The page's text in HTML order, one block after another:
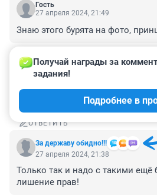
Гость
27 апреля 2024, 21:49
Знаю этого бурята на фото,
Гость
Мы буряты такие
ОТВЕТИТЬ
За державу обидно!!!
Получай награды за
задания!
Подробнее в
27 апреля 2024, 21:38
Только так и надо с такими
лишение прав!